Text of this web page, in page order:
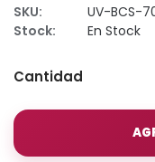
SKU:
UV-BCS-
Stock:
En Stock
Cantidad